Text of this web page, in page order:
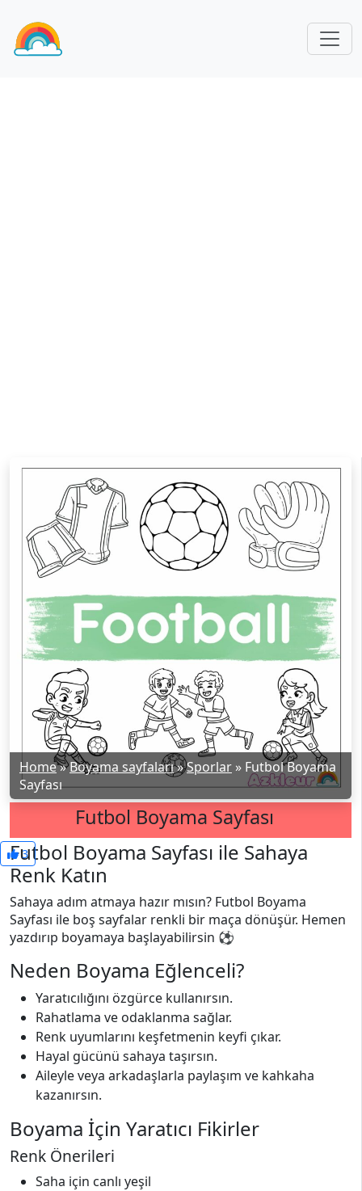
Home»Boyama sayfaları»Sporlar » Futbol Boyama
Sayfası
Futbol Boyama Sayfası
3
Futbol Boyama Sayfası ile Sahaya
Renk Katın
Sahaya adım atmaya hazır mısın? Futbol Boyama
Sayfası ile boş sayfalar renkli bir maça dönüşür. Hemen
yazdırıp boyamaya başlayabilirsin ⚽
Neden Boyama Eğlenceli?
Yaratıcılığını özgürce kullanırsın.
Rahatlama ve odaklanma sağlar.
Renk uyumlarını keşfetmenin keyfi çıkar.
Hayal gücünü sahaya taşırsın.
Aileyle veya arkadaşlarla paylaşım ve kahkaha
kazanırsın.
Boyama İçin Yaratıcı Fikirler
Renk Önerileri
Saha için canlı yeşil